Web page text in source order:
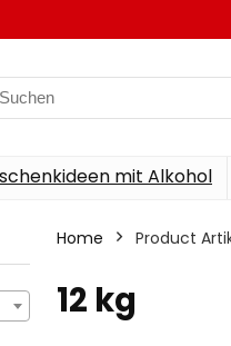
mit Alkohol
Home Product
‎12 kg